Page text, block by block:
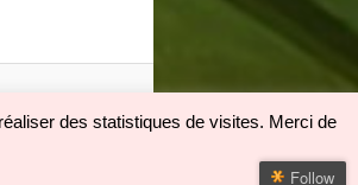
des statistiques de visites. Merci de
Follow